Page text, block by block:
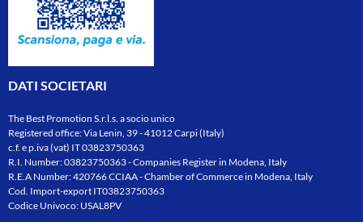
DATI SOCIETARI
The Best Promotion S.r.l.s. a socio unico
Registered office: Via Lenin, 39 - 41012 Carpi (Italy)
c.f. e p.iva (vat) IT 03823750363
R.I. Number: 03823750363 - Companies Register in Modena, Italy
R.E.A Number: 420766 CCIAA - Chamber of Commerce in Modena, Italy
Cod. Import-export IT03823750363
Codice Univoco: USAL8PV